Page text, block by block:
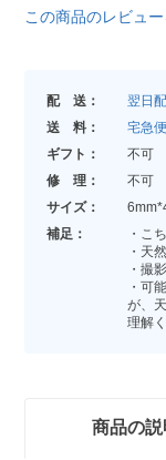
この商品のレビュ
配 送： 翌日
送 料：
宅急
ギフト：
不可
修 理：
不可
サイズ：
補足：
・こ
・天
・撮
・可
が、
理解
商品の説